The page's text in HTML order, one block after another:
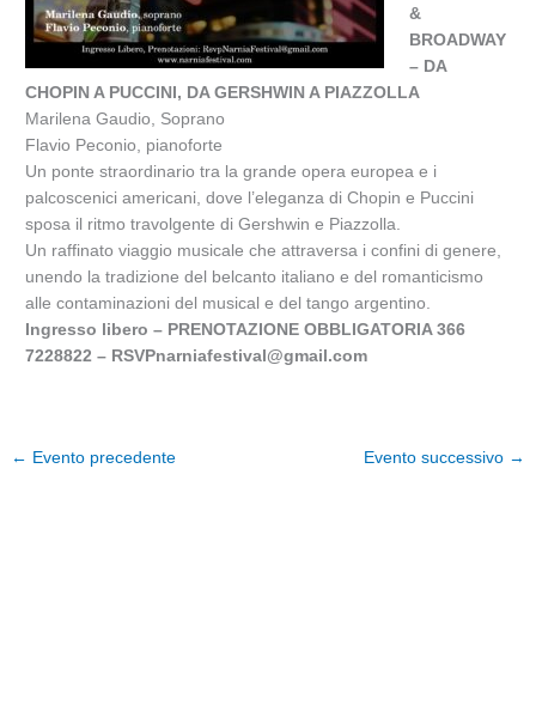
&
BROADWAY
– DA
CHOPIN A PUCCINI, DA GERSHWIN A PIAZZOLLA
Marilena Gaudio, Soprano
Flavio Peconio, pianoforte
Un ponte straordinario tra la grande opera europea e i
palcoscenici americani, dove l’eleganza di Chopin e Puccini
sposa il ritmo travolgente di Gershwin e Piazzolla.
Un raffinato viaggio musicale che attraversa i confini di genere,
unendo la tradizione del belcanto italiano e del romanticismo
alle contaminazioni del musical e del tango argentino.
Ingresso libero – PRENOTAZIONE OBBLIGATORIA 366
7228822 – RSVPnarniafestival@gmail.com
← Evento precedente Evento successivo →